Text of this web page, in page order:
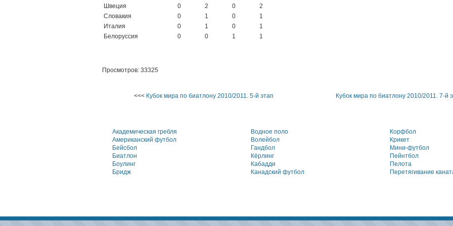
Швеция
0 2 0
2
Словакия
0 1 0
1
Италия
0 1 0
1
Белоруссия
0 0 1 1
Просмотров: 33325
<<< Кубок мира по биатлону 2010/2011. 5-й этап Кубок мира по биатлону 2010/2011. 7-й
Академическая гребля
Американский футбол
Бейсбол
Биатлон
Боулинг
Бридж
Водное поло
Волейбол
Гандбол
Кёрлинг
Кабадди
Канадский футбол
Корфбол
Крикет
Мини-футбол
Пейнтбол
Пелота
Перетягивание